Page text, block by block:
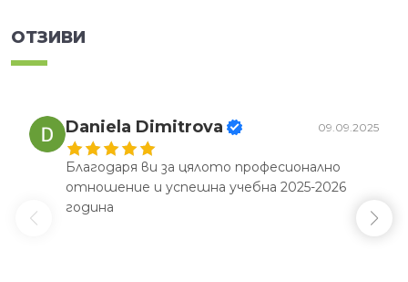
ОТЗИВИ
Daniela Dimitrova 09.09.2025
Благодаря ви за цялото професионално
отношение и успешна учебна 2025-2026
година